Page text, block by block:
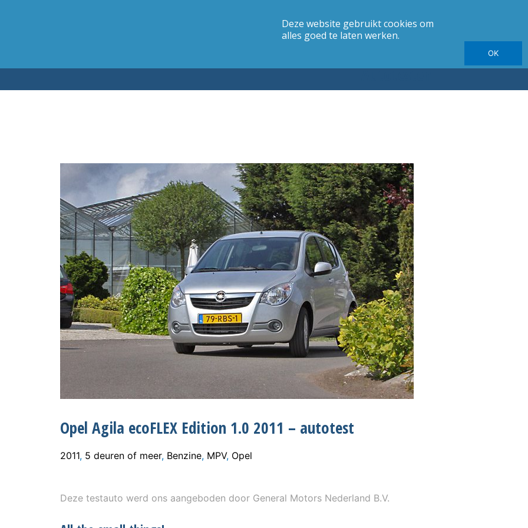
Carrosserie Jaargang Elektrische autotesten
Autotesten
Opel Agila ecoFLEX Edition 1.0 2011 – autotest
2011, 5 deuren of meer, Benzine, MPV, Opel
Deze testauto werd ons aangeboden door General Motors Nederland B.V.
Deze website gebruikt cookies om
alles goed te laten werken.
OK